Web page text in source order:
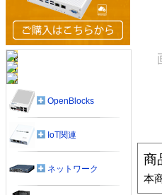
商
本
OpenBlocks
IoT関連
ネットワーク